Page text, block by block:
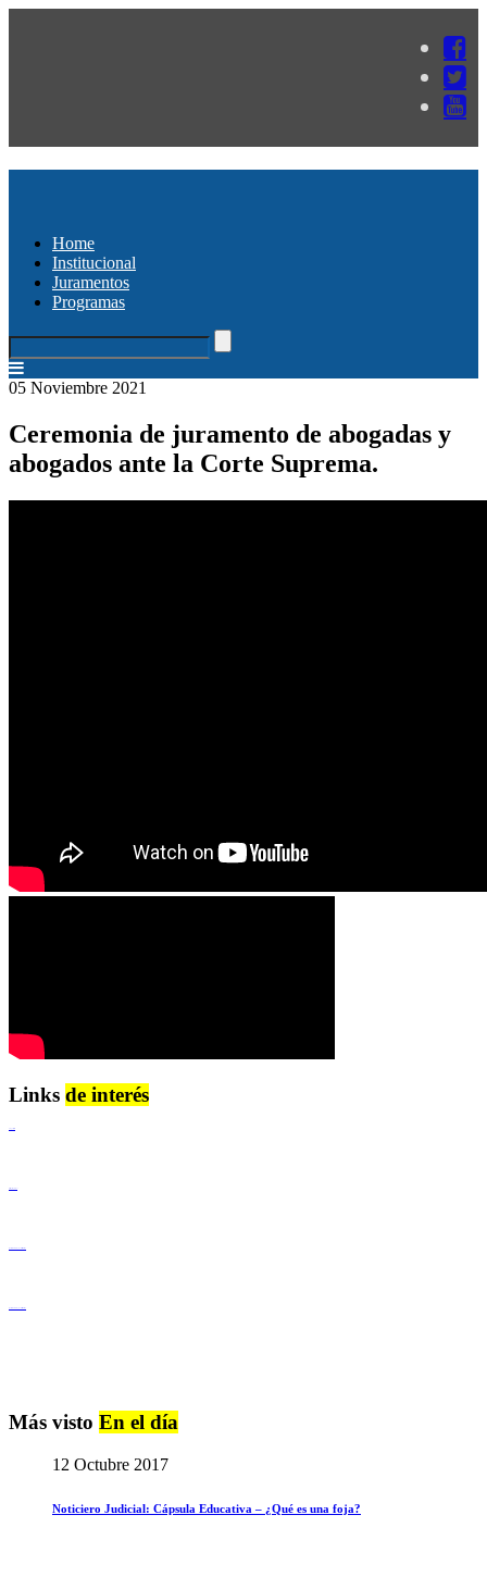
Home
Institucional
Juramentos
Programas
05 Noviembre 2021
Ceremonia de juramento de abogadas y
abogados ante la Corte Suprema.
Links de interés
Más visto En el día
12 Octubre 2017
Noticiero Judicial: Cápsula Educativa – ¿Qué es una foja?